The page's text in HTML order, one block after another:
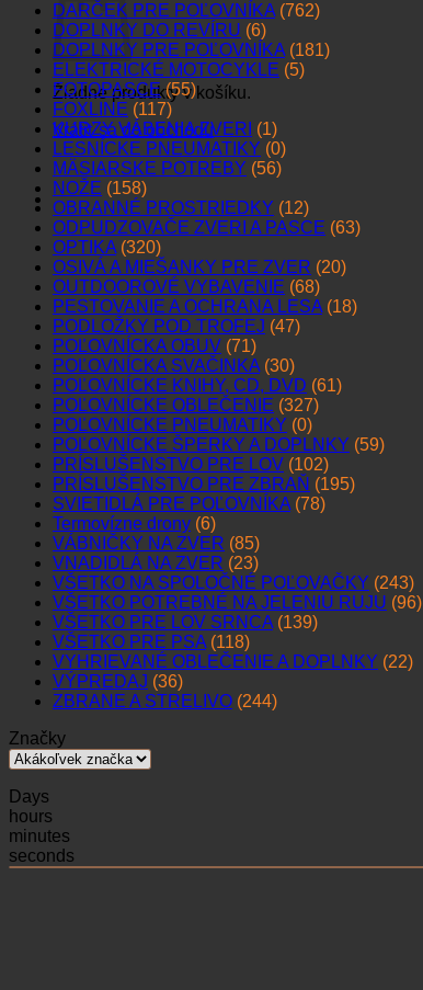
Žiadne produkty v košíku.
Vrátiť sa do obchodu
DARČEK PRE POĽOVNÍKA (762)
DOPLNKY DO REVÍRU (6)
DOPLNKY PRE POĽOVNÍKA (181)
ELEKTRICKÉ MOTOCYKLE (5)
FOTOPASCE (55)
FOXLINE (117)
KURZY VÁBENIA ZVERI (1)
LESNÍCKE PNEUMATIKY (0)
MÄSIARSKE POTREBY (56)
NOŽE (158)
OBRANNÉ PROSTRIEDKY (12)
ODPUDZOVAČE ZVERI A PASCE (63)
OPTIKA (320)
OSIVÁ A MIEŠANKY PRE ZVER (20)
OUTDOOROVÉ VYBAVENIE (68)
PESTOVANIE A OCHRANA LESA (18)
PODLOŽKY POD TROFEJ (47)
POĽOVNÍCKA OBUV (71)
POĽOVNÍCKA SVAČINKA (30)
POĽOVNÍCKE KNIHY, CD, DVD (61)
POĽOVNÍCKE OBLEČENIE (327)
POĽOVNÍCKE PNEUMATIKY (0)
POĽOVNÍCKE ŠPERKY A DOPLNKY (59)
PRÍSLUŠENSTVO PRE LOV (102)
PRÍSLUŠENSTVO PRE ZBRAŇ (195)
SVIETIDLÁ PRE POĽOVNÍKA (78)
Termovízne drony (6)
VÁBNIČKY NA ZVER (85)
VNADIDLÁ NA ZVER (23)
VŠETKO NA SPOLOČNÉ POĽOVAČKY (243)
VŠETKO POTREBNÉ NA JELENIU RUJU (96)
VŠETKO PRE LOV SRNCA (139)
VŠETKO PRE PSA (118)
VYHRIEVANÉ OBLEČENIE A DOPLNKY (22)
VÝPREDAJ (36)
ZBRANE A STRELIVO (244)
Značky
Days
hours
minutes
seconds